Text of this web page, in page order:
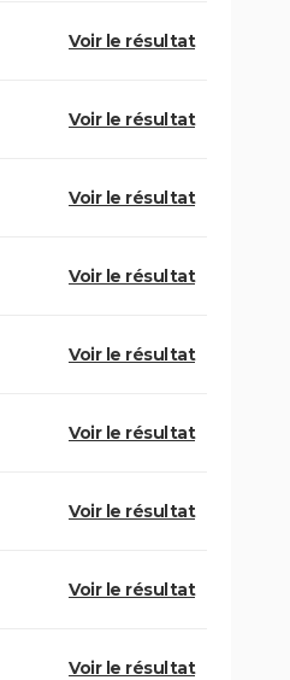
Voir le résultat
Voir le résultat
Voir le résultat
Voir le résultat
Voir le résultat
Voir le résultat
Voir le résultat
Voir le résultat
Voir le résultat